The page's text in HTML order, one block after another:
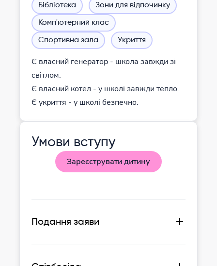
Бібліотека Зони для відпочинку
Комп'ютерний клас
Спортивна зала Укриття
Є власний генератор - школа завжди зі
світлом.
Є власний котел - у школі завжди тепло.
Є укриття - у школі безпечно.
Умови вступу
Зареєструвати дитину
Подання заяви
менеджера.